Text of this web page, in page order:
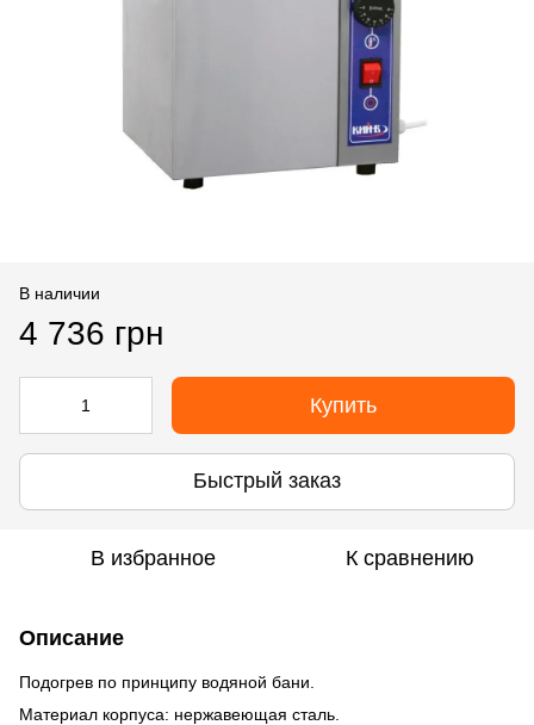
В наличии
4 736 грн
Купить
Быстрый заказ
В избранное К сравнению
Описание
Подогрев по принципу водяной бани.
Материал корпуса: нержавеющая сталь.